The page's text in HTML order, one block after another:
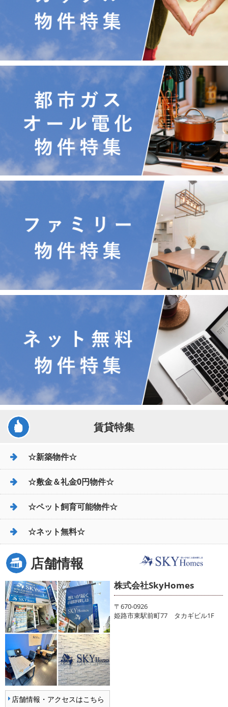
賃貸特集
☆新築物件☆
☆敷金＆礼金0円物件☆
☆ペット飼育可能物件☆
☆ネット無料☆
店舗情報
店舗情報・アクセスはこちら
株式会社SkyHomes
〒670-0926
姫路市東駅前町77 タカギビル1F